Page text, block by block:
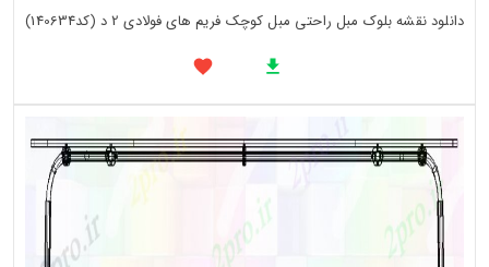
دانلود نقشه بلوک مبل راحتی مبل کوچک فریم های فولادی 2 د (کد140634)